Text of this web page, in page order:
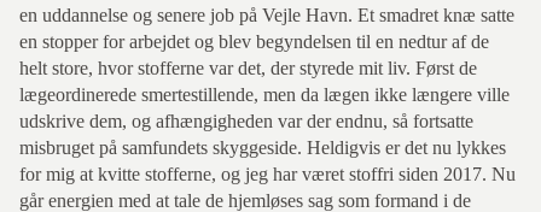
en uddannelse og senere job på Vejle Havn. Et smadret knæ satte
en stopper for arbejdet og blev begyndelsen til en nedtur af de
helt store, hvor stofferne var det, der styrede mit liv. Først de
lægeordinerede smertestillende, men da lægen ikke længere ville
udskrive dem, og afhængigheden var der endnu, så fortsatte
misbruget på samfundets skyggeside. Heldigvis er det nu lykkes
for mig at kvitte stofferne, og jeg har været stoffri siden 2017. Nu
går energien med at tale de hjemløses sag som formand i de